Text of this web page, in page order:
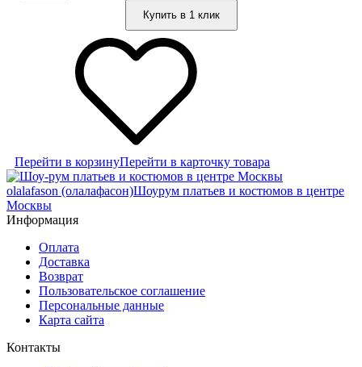
Купить в 1 клик
Перейти в корзинуПерейти в карточку товара
olalafason (олалафасон)Шоурум платьев и костюмов в центре
Москвы
Информация
Оплата
Доставка
Возврат
Пользовательское соглашение
Персональные данные
Карта сайта
Контакты